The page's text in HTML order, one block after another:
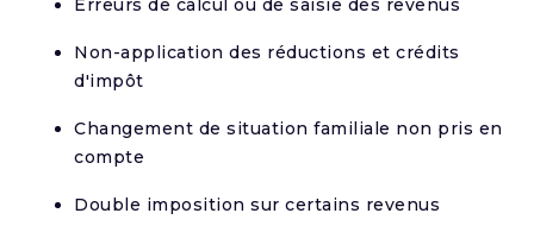
Erreurs de calcul ou de saisie des revenus
Non-application des réductions et crédits
d'impôt
Changement de situation familiale non pris en
compte
Double imposition sur certains revenus